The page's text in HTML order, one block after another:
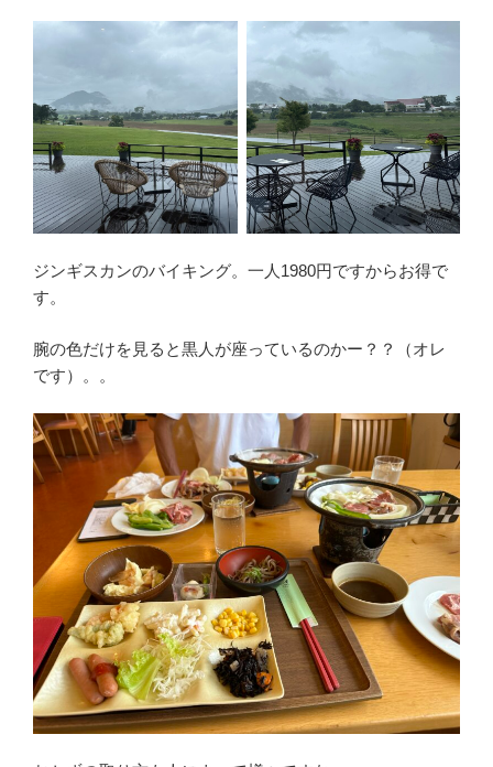
ジンギスカンのバイキング。一人1980円ですからお得で
す。
腕の色だけを見ると黒人が座っているのかー？？（オレ
です）。。